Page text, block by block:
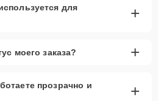
для
+
моего заказа? +
прозрачно и
+